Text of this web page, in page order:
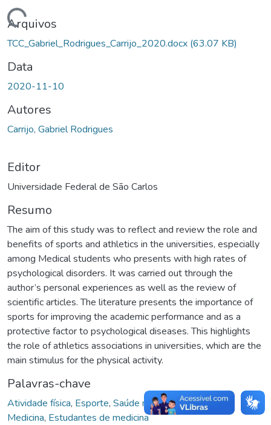
Arquivos
TCC_Gabriel_Rodrigues_Carrijo_2020.docx (63.07 KB)
Data
2020-11-10
Autores
Carrijo, Gabriel Rodrigues
Editor
Universidade Federal de São Carlos
Resumo
The aim of this study was to reflect and review the role and
benefits of sports and athletics in the universities, especially
among Medical students who presents with high rates of
psychological disorders. It was carried out through the
author’s personal experiences as well as the review of
scientific articles. The literature presents the importance of
sports for improving the academic performance and as a
protective factor to psychological diseases. This highlights
the role of athletics associations in universities, which are the
main stimulus for the physical activity.
Palavras-chave
Atividade física, Esporte, Saúde mental,Estudantes,
Medicina, Estudantes de medicina